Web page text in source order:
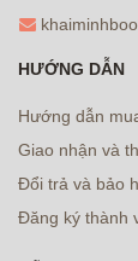
HƯỚNG DẪN
Hướng dẫn
Giao nhận và
Đổi trả và bảo
Đăng ký thành